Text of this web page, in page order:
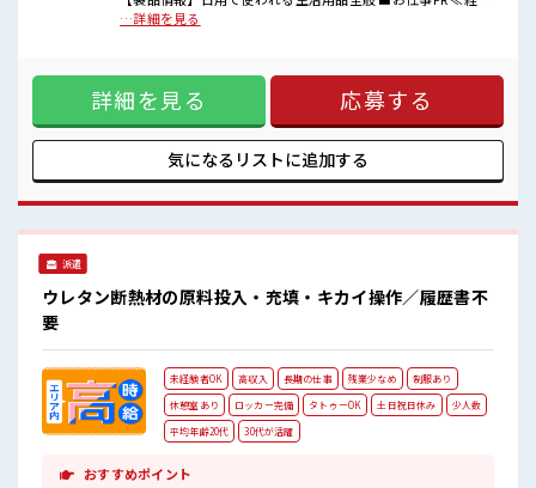
ロッカーあり！者優遇≫ これまでの経験を活かしませんか？ ブランクがあっ
することもあります♪ ≪髪色自由で自分らしく働く≫ 明るす
ぎたり奇抜でなければ基本的に自由！ (規定有)≪自分に向い
ている仕事が探せる≫ 困った事などがあれば、 担当がしっか
りサポートします！ ■職場の雰囲気 派手すぎなければ多少の
ヘアカラーもOKなのはウレシイPoint☆ 仕事の合間の息抜き
は休憩室で♪ ロッカーあり！ 安心してお仕事に集中♪ 高収入
…詳細を見る
詳細を見る 応募する
気になるリストに追加する
派遣
ウレタン断熱材の原料投入・充填・キカイ操作／履歴書不
要
未経験者OK 高収入 長期の仕事 残業少なめ
制服あり
休憩室あり
ロッカー完備 タトゥーOK 土日祝日休み
少人数
平均年齢20代
30代が活躍
おすすめポイント